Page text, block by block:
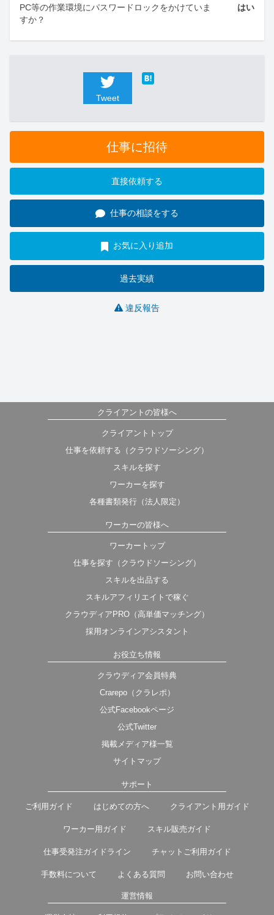
PC等の作業環境にパスワードロックをかけていま
すか？
はい
Tweet
仕事に招待
直接依頼する
仕事の相談をする
お気に入り追加
過去実績
違反報告
クライアントの皆様へ
クライアントトップ
仕事を依頼する（クラウドソーシング）
スキルを探す
ワーカーを探す
各種書類発行（法人限定）
ワーカーの皆様へ
ワーカートップ
仕事を探す（クラウドソーシング）
スキルを出品する
スキルアフィリエイトで稼ぐ
クラウディアPRO（高単価マッチング）
採用オンラインアシスタント
お役立ち情報
クラウディア会員特典
Crarepo（クラレポ）
公式Facebookページ
公式Twitter
掲載メディア様一覧
サイトマップ
サポート
ご利用ガイド はじめての方へ クライアント用ガイド
ワーカー用ガイド スキル販売ガイド
仕事受発注ガイドライン チャットご利用ガイド
手数料について よくある質問 お問い合わせ
運営情報